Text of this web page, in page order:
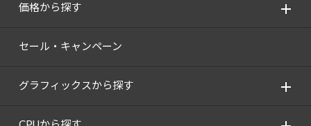
価格から探す
セール・キャンペーン
グラフィックスから探す